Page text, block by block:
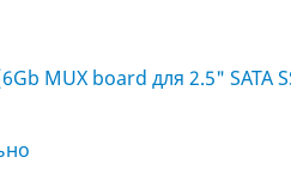
MUX board для 2.5" SATA